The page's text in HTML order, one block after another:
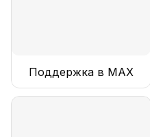
Поддержка в MAX